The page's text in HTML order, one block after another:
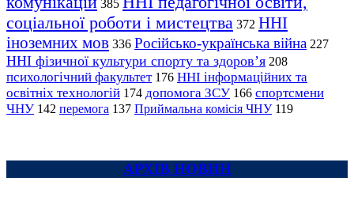
385
соціальної роботи і мистецтва 372 ННІ
іноземних мов 336 Російсько-українська війна 227
ННІ фізичної культури спорту та здоров’я 208
психологічний факультет 176 ННІ інформаційних та
освітніх технологій 174 допомога ЗСУ 166 спортсмени
ЧНУ 142 перемога 137 Приймальна комісія ЧНУ 119
АРХІВ НОВИН